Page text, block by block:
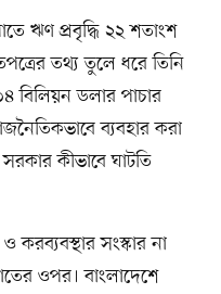
ঋণ প্রবৃদ্ধি ২২ শতাংশ
তথ্য তুলে ধরে তিনি
ডলার পাচার
ব্যবহার করা
কীভাবে ঘাটতি
করব্যবস্থার সংস্কার না
ওপর। বাংলাদেশে